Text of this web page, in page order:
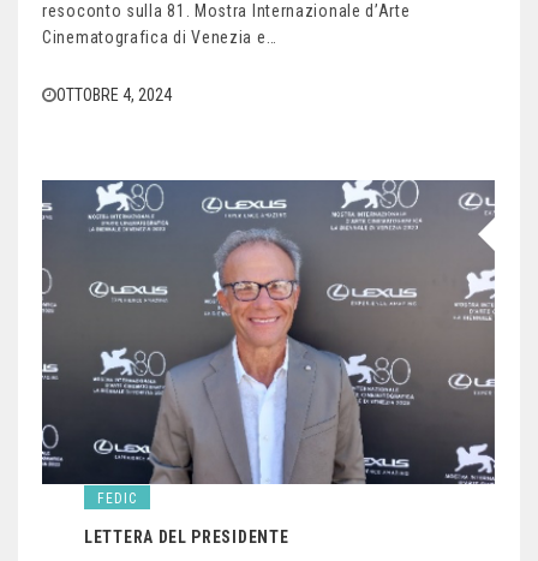
resoconto sulla 81. Mostra Internazionale d’Arte
Cinematografica di Venezia e…
OTTOBRE 4, 2024
FEDIC
LETTERA DEL PRESIDENTE